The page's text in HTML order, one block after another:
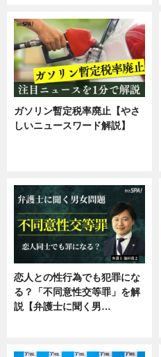
ガソリン暫定税率廃止【やさ
しいニュースワード解説】
恋人との性行為でも犯罪にな
る？「不同意性交等罪」を解
説【弁護士に聞く男…